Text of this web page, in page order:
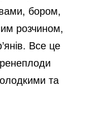
бором,
розчином,
Все це
та